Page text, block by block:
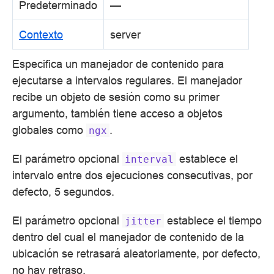
Predeterminado —
Contexto server
Especifica un manejador de contenido para
ejecutarse a intervalos regulares. El manejador
recibe un objeto de sesión como su primer
argumento, también tiene acceso a objetos
globales como ngx .
El parámetro opcional interval establece el
intervalo entre dos ejecuciones consecutivas, por
defecto, 5 segundos.
El parámetro opcional jitter establece el tiempo
dentro del cual el manejador de contenido de la
ubicación se retrasará aleatoriamente, por defecto,
no hay retraso.